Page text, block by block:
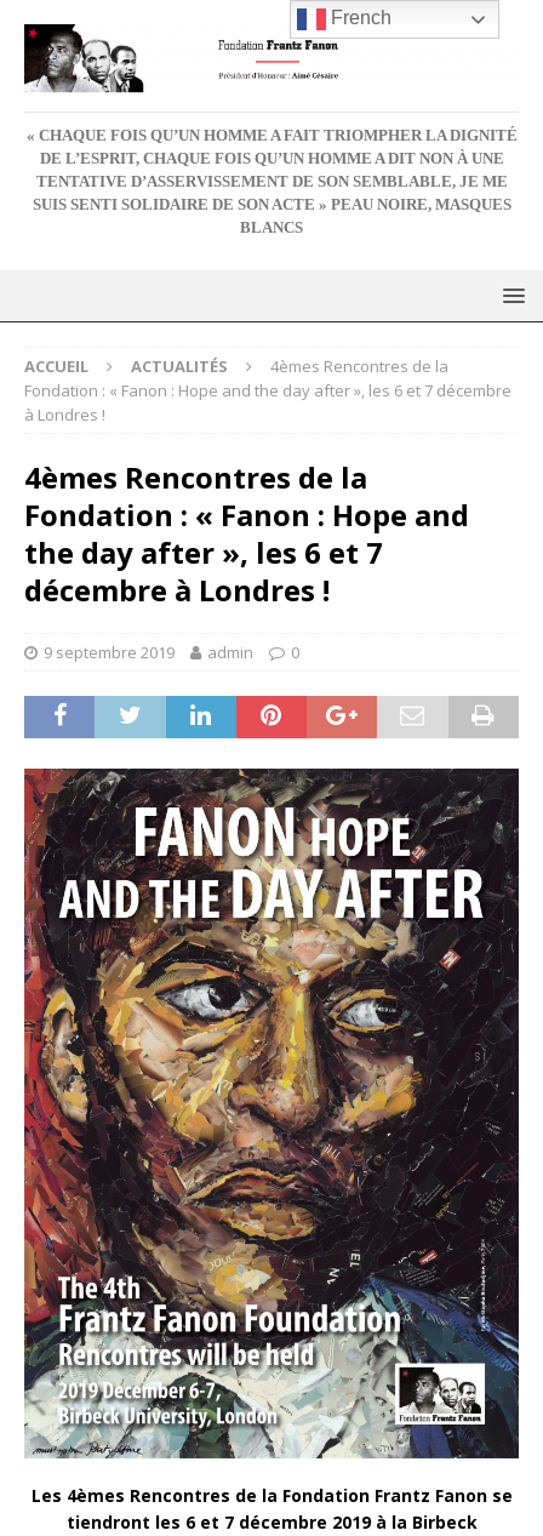
« CHAQUE FOIS QU’UN HOMME A FAIT TRIOMPHER LA DIGNITÉ
DE L’ESPRIT, CHAQUE FOIS QU’UN HOMME A DIT NON À UNE
TENTATIVE D’ASSERVISSEMENT DE SON SEMBLABLE, JE ME
SUIS SENTI SOLIDAIRE DE SON ACTE » PEAU NOIRE, MASQUES
BLANCS
ACCUEIL ACTUALITÉS
4èmes Rencontres de la
Fondation : « Fanon : Hope and the day after », les 6 et 7 décembre
à Londres !
4èmes Rencontres de la
Fondation : « Fanon : Hope and
the day after », les 6 et 7
décembre à Londres !
9 septembre 2019 admin 0
Les 4èmes Rencontres de la Fondation Frantz Fanon se
tiendront les 6 et 7 décembre 2019 à la Birbeck
French